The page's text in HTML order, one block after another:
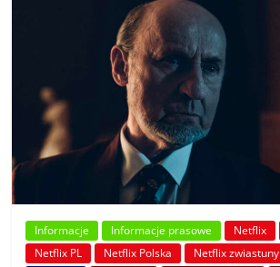
Informacje Informacje prasowe Netflix
Netflix PL
Netflix Polska Netflix zwiastuny